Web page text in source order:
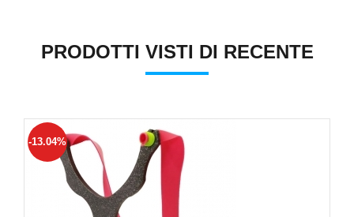
PRODOTTI VISTI DI RECENTE
-13.04%